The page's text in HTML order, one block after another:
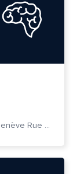
Cité des Métiers du Grand Genève Rue Prévost-Martin 6 1205 Genève